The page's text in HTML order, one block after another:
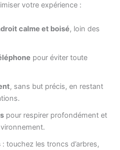
votre expérience :
calme et boisé, loin des
pour éviter toute
, sans but précis, en restant
pour respirer profondément et
: touchez les troncs d’arbres,